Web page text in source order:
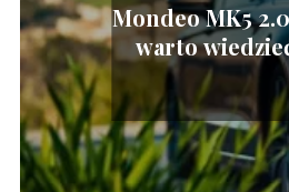
Mondeo MK5
warto